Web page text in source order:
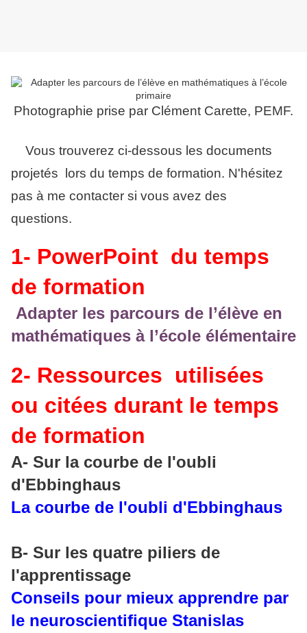
Photographie prise par Clément Carette, PEMF.
Vous trouverez ci-dessous les documents
projetés lors du temps de formation. N'hésitez
pas à me contacter si vous avez des
questions.
1- PowerPoint du temps
de formation
Adapter les parcours de l’élève en
mathématiques à l’école élémentaire
2- Ressources utilisées
ou citées durant le temps
de formation
A- Sur la courbe de l'oubli
d'Ebbinghaus
La courbe de l'oubli d'Ebbinghaus
B- Sur les quatre piliers de
l'apprentissage
Conseils pour mieux apprendre par
le neuroscientifique Stanislas